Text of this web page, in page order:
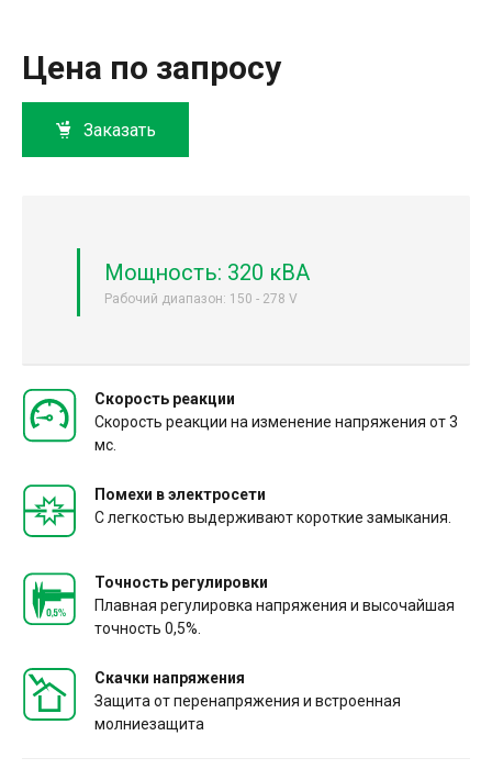
Цена по запросу
Заказать
Мощность: 320 кВА
Рабочий диапазон: 150 - 278 V
Скорость реакции
Скорость реакции на изменение напряжения от 3
мс.
Помехи в электросети
С легкостью выдерживают короткие замыкания.
Точность регулировки
Плавная регулировка напряжения и высочайшая
точность 0,5%.
Скачки напряжения
Защита от перенапряжения и встроенная
молниезащита